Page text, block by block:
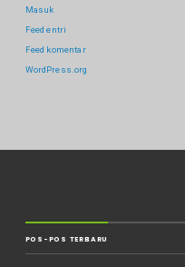
Masuk
Feed entri
Feed komentar
WordPress.org
POS-POS TERBARU